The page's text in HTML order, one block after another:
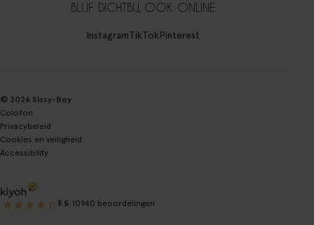
BLIJF DICHTBIJ, OOK ONLINE
InstagramTikTokPinterest
© 2026 Sissy-Boy
Colofon
Privacybeleid
Cookies en veiligheid
Accessibility
9.5 10940 beoordelingen